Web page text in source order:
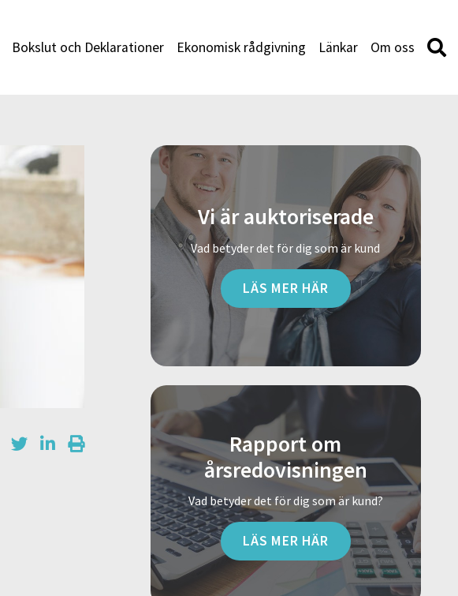
Bokslut och Deklarationer Ekonomisk rådgivning Länkar Om oss
Vi är auktoriserade
Vad betyder det för dig som är kund
LÄS MER HÄR
Rapport om
årsredovisningen
Vad betyder det för dig som är kund?
LÄS MER HÄR